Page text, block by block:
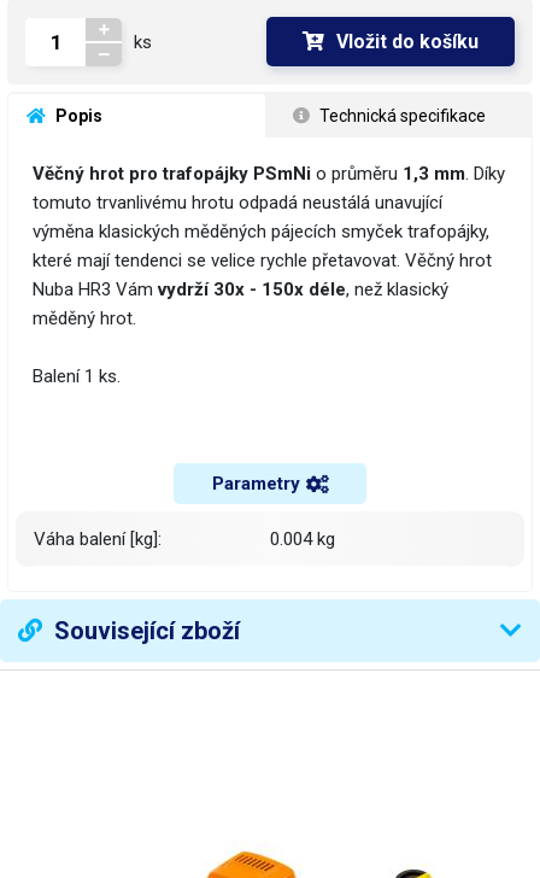
ks Vložit do košíku
Popis Technická specifikace
Věčný hrot pro trafopájky PSmNi o průměru 1,3 mm. Díky
tomuto trvanlivému hrotu odpadá neustálá unavující
výměna klasických měděných pájecích smyček trafopájky,
které mají tendenci se velice rychle přetavovat. Věčný hrot
Nuba HR3 Vámvydrží 30x - 150x déle, než klasický
měděný hrot.
Balení 1 ks.
Parametry
Váha balení [kg]: 0.004 kg
Související zboží